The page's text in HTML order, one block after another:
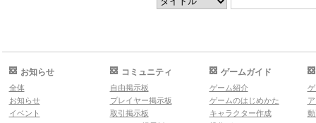
お知らせ
全体
お知らせ
イベント
コミュニティ
自由掲示板
プレイヤー掲示板
取引掲示板
ゲームガイド
ゲーム紹介
ゲームのはじめかた
キャラクター作成